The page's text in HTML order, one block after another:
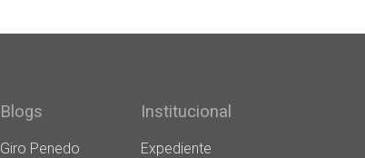
Blogs
Giro Penedo
Institucional
Expediente